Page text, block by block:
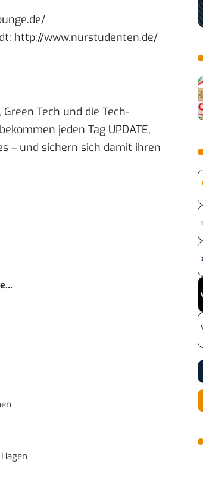
http://www.nurstudenten.de/
Tech und die Tech-
jeden Tag UPDATE,
– und sichern sich damit ihren
Hagen